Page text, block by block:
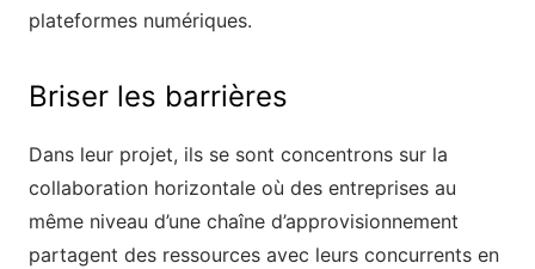
plateformes numériques.
Briser les barrières
Dans leur projet, ils se sont concentrons sur la
collaboration horizontale où des entreprises au
même niveau d’une chaîne d’approvisionnement
partagent des ressources avec leurs concurrents en